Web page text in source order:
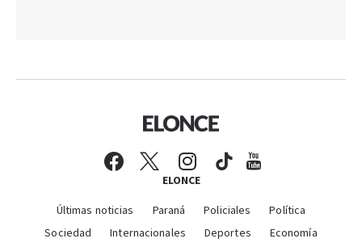
ELONCE
Últimas noticias Paraná Policiales
Política
Sociedad
Internacionales Deportes
Economía